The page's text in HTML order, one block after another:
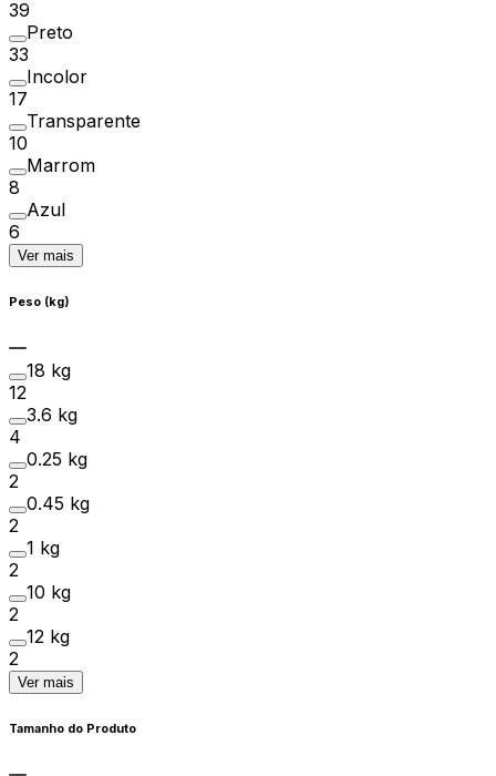
39
Preto
33
Incolor
17
Transparente
10
Marrom
8
Azul
6
Ver mais
Peso (kg)
18 kg
12
3.6 kg
4
0.25 kg
2
0.45 kg
2
1 kg
2
10 kg
2
12 kg
2
Ver mais
Tamanho do Produto